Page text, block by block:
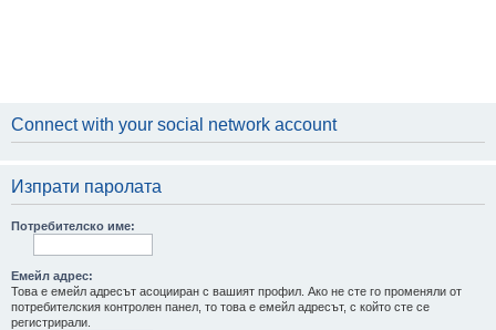
Connect with your social network account
Изпрати паролата
Потребителско име:
Емейл адрес:
Това е емейл адресът асоцииран с вашият профил. Ако не сте го променяли от
потребителския контролен панел, то това е емейл адресът, с който сте се
регистрирали.